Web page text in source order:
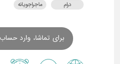
درام ماجراجویانه
برای تماشا، وارد